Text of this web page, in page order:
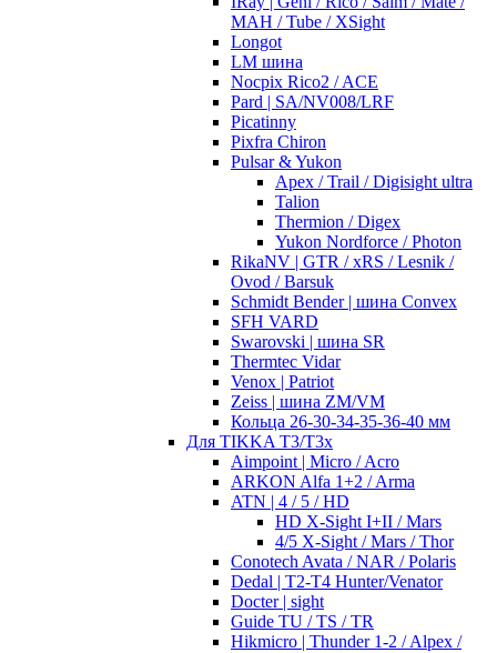
MAH / Tube / XSight
Longot
LM шина
Nocpix Rico2 / ACE
Pard | SA/NV008/LRF
Picatinny
Pixfra Chiron
Pulsar & Yukon
Apex / Trail / Digisight ultra
Talion
Thermion / Digex
Yukon Nordforce / Photon
RikaNV | GTR / xRS / Lesnik /
Ovod / Barsuk
Schmidt Bender | шина Convex
SFH VARD
Swarovski | шина SR
Thermtec Vidar
Venox | Patriot
Zeiss | шина ZM/VM
Кольца 26-30-34-35-36-40 мм
Для TIKKA T3/T3x
Aimpoint | Micro / Acro
ARKON Alfa 1+2 / Arma
ATN | 4 / 5 / HD
HD X-Sight I+II / Mars
4/5 X-Sight / Mars / Thor
Conotech Avata / NAR / Polaris
Dedal | T2-T4 Hunter/Venator
Docter | sight
Guide TU / TS / TR
Hikmicro | Thunder 1-2 / Alpex /